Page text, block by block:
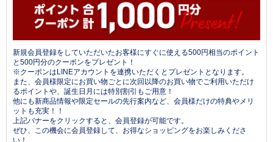
新規会員登録をしていただいたお客様にすぐに使える500円相当のポイント
と500円分のクーポンをプレゼント！
※クーポンはLINEアカウントを連携いただくとプレゼントとなります。
また、会員様限定にお買い物ごとに次回以降のお買い物でご利用いただけ
るポイントや、誕生日月には特別割引もご用意！
他にも新商品情報や限定セールの先行案内など、会員様だけの特典やメリ
ットも充実！！
上記バナーをクリックすると、会員登録が可能です。
ぜひ、この機会に会員登録して、お得なショッピングをお楽しみくださ
い！